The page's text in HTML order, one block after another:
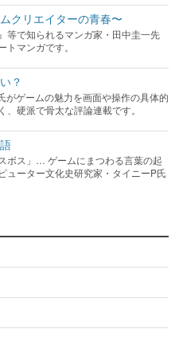
クリエイターの青春〜
等で知られるマンガ家・田中圭一先
マンガです。
？
がゲームの魅力を画面や操作の具体的
硬派で骨太な評論連載です。
ボス」… ゲームにまつわる言葉の起
ューター文化史研究家・タイニーP氏